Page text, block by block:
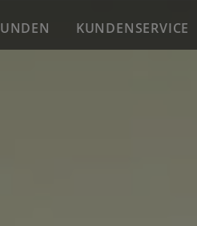
KUNDENSERVICE